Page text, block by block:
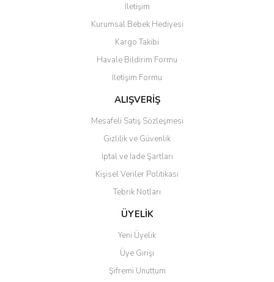
İletişim
Kurumsal Bebek Hediyesi
Kargo Takibi
Havale Bildirim Formu
İletişim Formu
ALIŞVERİŞ
Mesafeli Satış Sözleşmesi
Gizlilik ve Güvenlik
İptal ve İade Şartları
Kişisel Veriler Politikası
Tebrik Notları
ÜYELİK
Yeni Üyelik
Üye Girişi
Şifremi Unuttum